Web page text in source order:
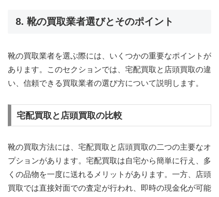
8. 靴の買取業者選びとそのポイント
靴の買取業者を選ぶ際には、いくつかの重要なポイントが
あります。このセクションでは、宅配買取と店頭買取の違
い、信頼できる買取業者の選び方について説明します。
宅配買取と店頭買取の比較
靴の買取方法には、宅配買取と店頭買取の二つの主要なオ
プションがあります。宅配買取は自宅から簡単に行え、多
くの品物を一度に送れるメリットがあります。一方、店頭
買取では直接対面での査定が行われ、即時の現金化が可能